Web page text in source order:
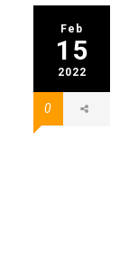
Feb
15
2022
0